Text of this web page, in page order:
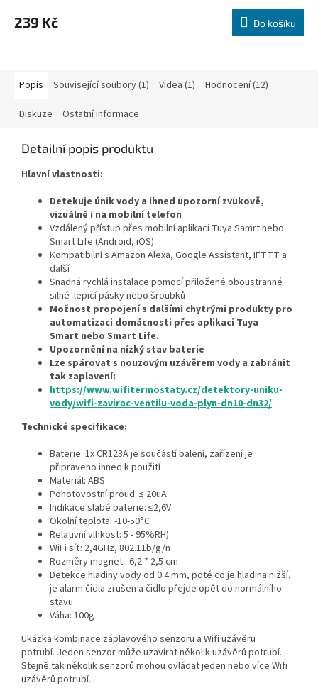
produktu
je
hvězdiček.
239 Kč Do košíku
Popis Související soubory (1) Videa (1) Hodnocení (12)
Diskuze Ostatní informace
Detailní popis produktu
Hlavní vlastnosti:
Detekuje únik vody a ihned upozorní zvukově,
vizuálně i na mobilní telefon
Vzdálený přístup přes mobilní aplikaci Tuya Samrt nebo
Smart Life (Android, iOS)
Kompatibilní s Amazon Alexa, Google Assistant, IFTTT a
další
Snadná rychlá instalace pomocí přiložené oboustranné
silné lepicí pásky nebo šroubků
Možnost propojení s dalšími chytrými produkty pro
automatizaci domácnosti přes aplikaci Tuya
Smart nebo Smart Life.
Upozornění na nízký stav baterie
Lze spárovat s nouzovým uzávěrem vody a zabránit
tak zaplavení:
https://www.wifitermostaty.cz/detektory-uniku-
vody/wifi-zavirac-ventilu-voda-plyn-dn10-dn32/
Technické specifikace:
Baterie: 1x CR123A je součástí balení, zařízení je
připraveno ihned k použití
Materiál: ABS
Pohotovostní proud: ≤ 20uA
Indikace slabé baterie: ≤2,6V
Okolní teplota: -10-50°C
Relativní vlhkost: 5 - 95%RH)
WiFi síť: 2,4GHz, 802.11b/g/n
Rozměry magnet: 6,2 * 2,5 cm
Detekce hladiny vody od 0.4 mm, poté co je hladina nižší,
je alarm čidla zrušen a čidlo přejde opět do normálního
stavu
Váha: 100g
Ukázka kombinace záplavového senzoru a Wifi uzávěru
potrubí. Jeden senzor může uzavírat několik uzávěrů potrubí.
Stejně tak několik senzorů mohou ovládat jeden nebo více Wifi
uzávěrů potrubí.